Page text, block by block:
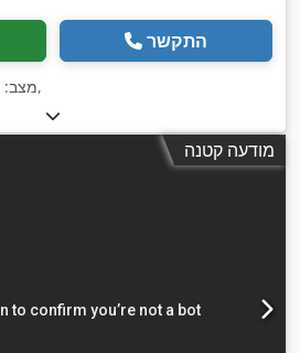
התקשר
מצב:,
מודעה קטנה